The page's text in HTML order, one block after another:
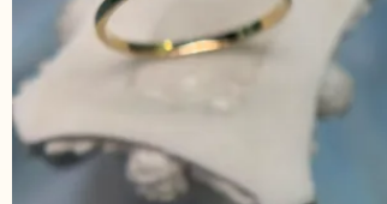
opciones
pueden
elegir